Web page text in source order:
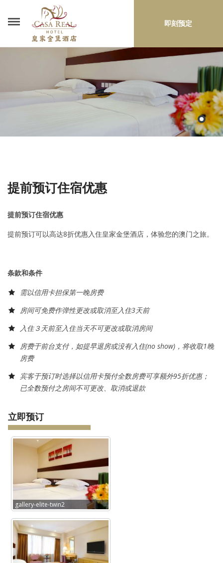
即刻预定
提前预订住宿优惠
提前预订住宿优惠
提前预订可以高达8折优惠入住皇家金堡酒店，体验您的澳门之旅。
条款和条件
需以信用卡担保第一晚房费
房间可免费作弹性更改或取消至入住3天前
入住３天前至入住当天不可更改或取消房间
房费于前台支付，如提早退房或没有入住(no show)，将收取1晚
房费
宾客于预订时选择以信用卡预付全数房费可享额外95折优惠；
已全数预付之房间不可更改、取消或退款
立即预订
gallery-elite-twin2